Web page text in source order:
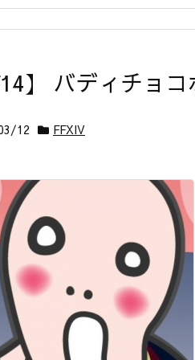
】 バディチョ
12 FFXIV